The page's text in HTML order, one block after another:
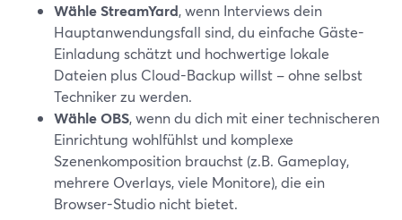
Wähle StreamYard, wenn Interviews dein
Hauptanwendungsfall sind, du einfache Gäste-
Einladung schätzt und hochwertige lokale
Dateien plus Cloud-Backup willst – ohne selbst
Techniker zu werden.
Wähle OBS, wenn du dich mit einer technischeren
Einrichtung wohlfühlst und komplexe
Szenenkomposition brauchst (z.B. Gameplay,
mehrere Overlays, viele Monitore), die ein
Browser-Studio nicht bietet.